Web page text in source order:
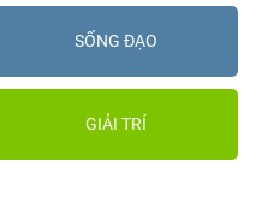
SỐNG ĐẠO
GIẢI TRÍ